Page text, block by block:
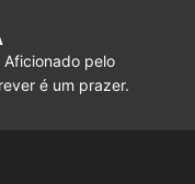
Aficionado pelo
é um prazer.